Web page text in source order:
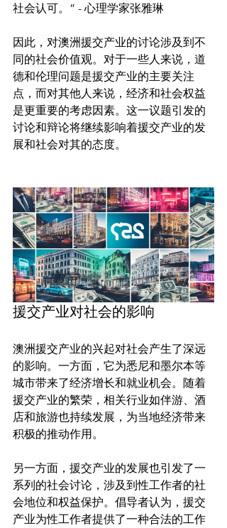
社会认可。” - 心理学家张雅琳
因此，对澳洲援交产业的讨论涉及到不
同的社会价值观。对于一些人来说，道
德和伦理问题是援交产业的主要关注
点，而对其他人来说，经济和社会权益
是更重要的考虑因素。这一议题引发的
讨论和辩论将继续影响着援交产业的发
展和社会对其的态度。
援交产业对社会的影响
澳洲援交产业的兴起对社会产生了深远
的影响。一方面，它为悉尼和墨尔本等
城市带来了经济增长和就业机会。随着
援交产业的繁荣，相关行业如伴游、酒
店和旅游也持续发展，为当地经济带来
积极的推动作用。
另一方面，援交产业的发展也引发了一
系列的社会讨论，涉及到性工作者的社
会地位和权益保护。倡导者认为，援交
产业为性工作者提供了一种合法的工作